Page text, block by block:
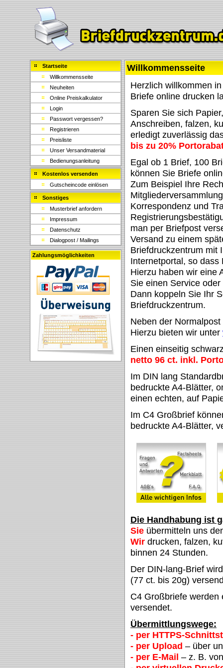
Startseite
Willkommensseite
Neuheiten
Online Preiskalkulator
Login
Passwort vergessen?
Registrieren
Preisliste
Unser Versandmaterial
Bedienungsanleitung
Kostenlos versenden
Gutscheincode einlösen
Sonstiges
Musterbrief anfordern
Impressum
Datenschutz
Dialogpost / Mailings
Zahlungsmöglichkeiten
Willkommensseite
Herzlich willkommen
Briefe online drucken
Sparen Sie sich
Anschreiben, falzen,
erledigt zuverlässig
bis zu 20%
Egal ob 1 Brief, 100
können Sie Briefe
Zum Beispiel Ihre
Korrespondenz und
man per Briefpost
Versand zu einem
Briefdruckzentrum mit
Internetportal, so
Hierzu haben wir eine
Sie einen Service
Dann koppeln Sie Ihr
Briefdruckzentrum.
Neben der
Hierzu bieten wir unter
Einen einseitig
netto 96 ct. inkl.
Im DIN lang
bedruckte A4-Blätter,
einen echten, auf
Im C4 Großbrief
bedruckte A4-Blätter,
Die Handhabung ist
Sie übermitteln uns
Wir drucken, falzen,
binnen 24 Stunden.
Der DIN-lang-Brief
(77 ct. bis 20g)
C4 Großbriefe werden
versendet.
Übermittlungswege:
- per HTTPS-
- per Upload – über
- per E-Mail – z. B.